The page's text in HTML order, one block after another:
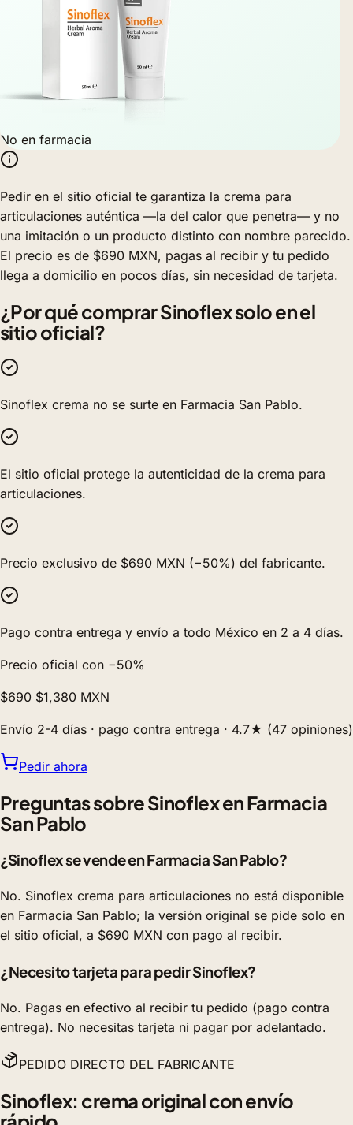
No en farmacia
Pedir en el sitio oficial te garantiza la crema para
articulaciones auténtica —la del calor que penetra— y no
una imitación o un producto distinto con nombre parecido.
El precio es de $690 MXN, pagas al recibir y tu pedido
llega a domicilio en pocos días, sin necesidad de tarjeta.
¿Por qué comprar Sinoflex solo en el
sitio oficial?
Sinoflex crema no se surte en Farmacia San Pablo.
El sitio oficial protege la autenticidad de la crema para
articulaciones.
Precio exclusivo de $690 MXN (−50%) del fabricante.
Pago contra entrega y envío a todo México en 2 a 4 días.
Precio oficial con −50%
$690 $1,380 MXN
Envío 2-4 días · pago contra entrega · 4.7★ (47 opiniones)
Pedir ahora
Preguntas sobre Sinoflex en Farmacia
San Pablo
¿Sinoflex se vende en Farmacia San Pablo?
No. Sinoflex crema para articulaciones no está disponible
en Farmacia San Pablo; la versión original se pide solo en
el sitio oficial, a $690 MXN con pago al recibir.
¿Necesito tarjeta para pedir Sinoflex?
No. Pagas en efectivo al recibir tu pedido (pago contra
entrega). No necesitas tarjeta ni pagar por adelantado.
PEDIDO DIRECTO DEL FABRICANTE
Sinoflex: crema original con envío